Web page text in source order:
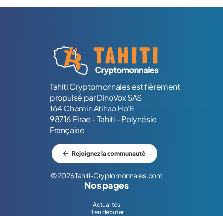
Tahiti Cryptomonnaies est fièrement
propulsé par DinoVox SAS
164 Chemin Atihao Ho'E
98716 Pirae - Tahiti - Polynésie
Française
Rejoignez la communauté
© 2026 Tahiti-Cryptomonnaies.com
Nos pages
Actualités
Bien débuter